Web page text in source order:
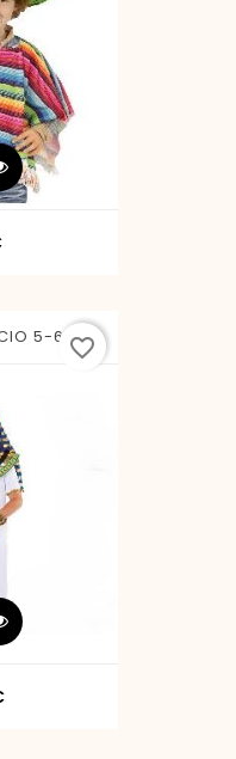
Precio
5-6
Precio
favorite_border